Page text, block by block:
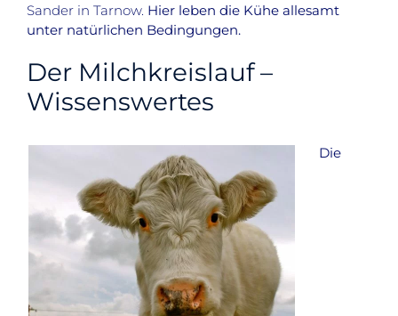
Sander in Tarnow. Hier leben die Kühe allesamt
unter natürlichen Bedingungen.
Der Milchkreislauf –
Wissenswertes
Die